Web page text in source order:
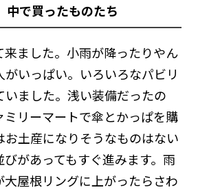
で買ったものたち
来ました。小雨が降ったりやん
いっぱい。いろいろなパビリ
いました。浅い装備だったの
ミリーマートで傘とかっぱを購
お土産になりそうなものはない
があってもすぐ進みます。雨
大屋根リングに上がったらさわ